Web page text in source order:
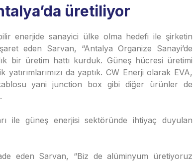
üretiliyor
enerjide sanayici ülke olma hedefi ile şirketin
eden Sarvan, “Antalya Organize Sanayi’de
bir üretim hattı kurduk. Güneş hücresi üretimi
da yaptık. CW Enerji olarak EVA,
yani junction box gibi diğer ürünler de
ile güneş enerjisi sektöründe ihtiyaç duyulan
eden Sarvan, “Biz de alüminyum üretiyoruz